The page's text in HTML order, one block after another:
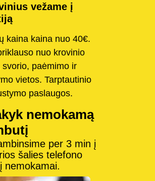
vežame į
kaina kaina nuo 40€.
nuo krovinio
svorio, paėmimo ir
vietos. Tarptautinio
paslaugos.
nemokamą
per 3 min į
šalies telefono
nemokamai.